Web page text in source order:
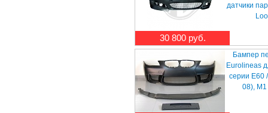
30 800 руб.
датчики
Бампер
Eurolineas
серии E60
08),